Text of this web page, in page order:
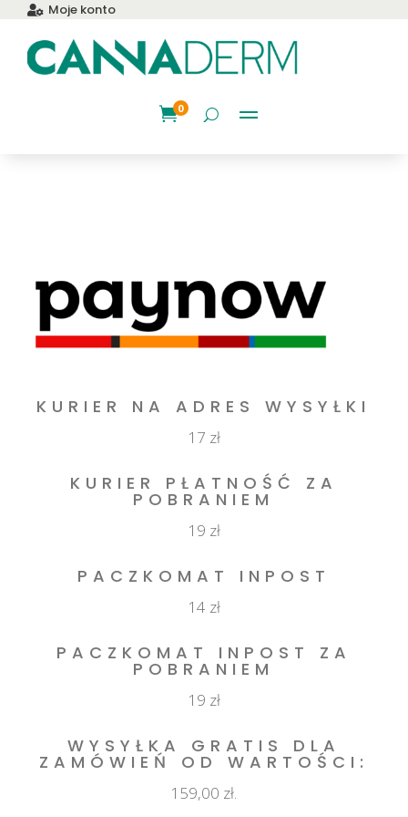
 Moje konto
0
KURIER NA ADRES WYSYŁKI
17 zł
KURIER PŁATNOŚĆ ZA
POBRANIEM
19 zł
PACZKOMAT INPOST
14 zł
PACZKOMAT INPOST ZA
POBRANIEM
19 zł
WYSYŁKA GRATIS DLA
ZAMÓWIEŃ OD WARTOŚCI:
159,00 zł.